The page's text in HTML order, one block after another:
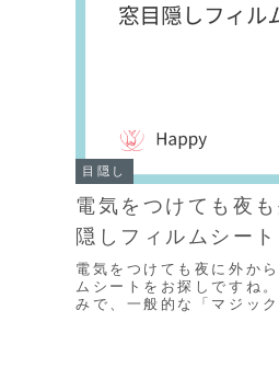
目隠し
電気をつけても夜
隠しフィルムシート
電気をつけても夜に外か
ムシートをお探しですね
みで、一般的な「マジッ